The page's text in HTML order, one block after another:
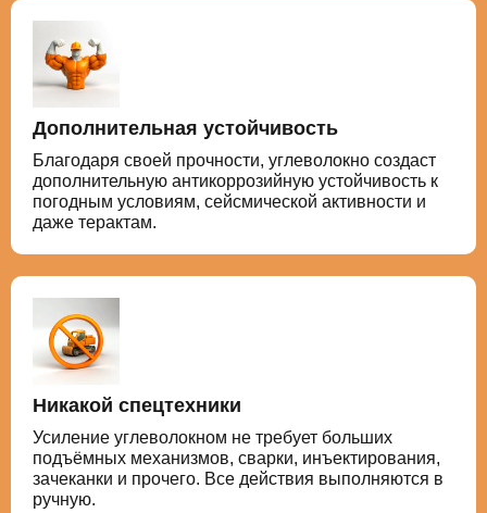
Дополнительная устойчивость
Благодаря своей прочности, углеволокно создаст
дополнительную антикоррозийную устойчивость к
погодным условиям, сейсмической активности и
даже терактам.
Никакой спецтехники
Усиление углеволокном не требует больших
подъёмных механизмов, сварки, инъектирования,
зачеканки и прочего. Все действия выполняются в
ручную.